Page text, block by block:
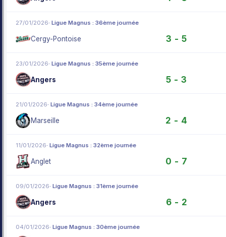
27/01/2026· Ligue Magnus : 36ème journée
Cergy-Pontoise 3 - 5
23/01/2026· Ligue Magnus : 35ème journée
Angers 5 - 3
21/01/2026· Ligue Magnus : 34ème journée
Marseille 2 - 4
11/01/2026· Ligue Magnus : 32ème journée
Anglet 0 - 7
09/01/2026· Ligue Magnus : 31ème journée
Angers 6 - 2
04/01/2026· Ligue Magnus : 30ème journée